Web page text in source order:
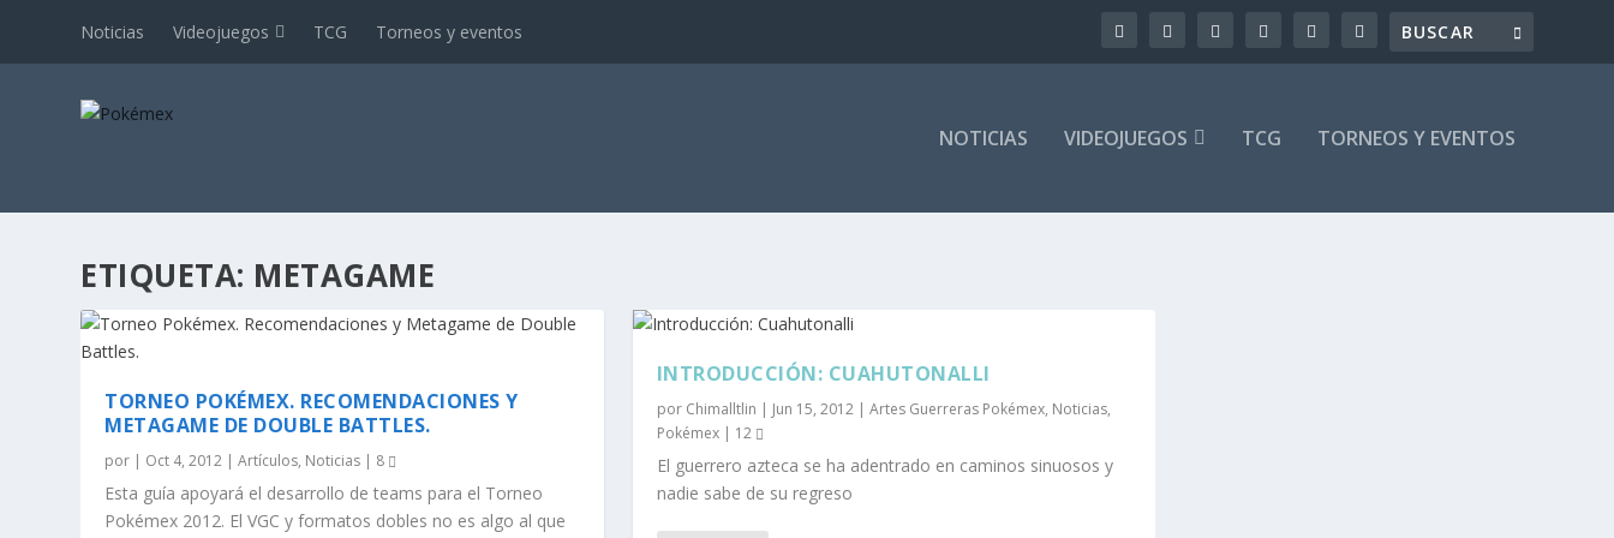
Noticias Videojuegos TCG Torneos y eventos
NOTICIAS VIDEOJUEGOS TCG TORNEOS Y EVENTOS
ETIQUETA: METAGAME
TORNEO POKÉMEX. RECOMENDACIONES Y
METAGAME DE DOUBLE BATTLES.
por | Oct 4, 2012 |Artículos, Noticias | 8
Esta guía apoyará el desarrollo de teams para el Torneo
Pokémex 2012. El VGC y formatos dobles no es algo al que
INTRODUCCIÓN: CUAHUTONALLI
por Chimalltlin | Jun 15, 2012| Artes Guerreras Pokémex, Noticias,
Pokémex| 12
El guerrero azteca se ha adentrado en caminos sinuosos y
nadie sabe de su regreso